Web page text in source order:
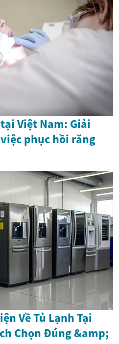
Việt Nam: Giải
phục hồi răng
Về Tủ Lạnh Tại
Chọn Đúng &amp;